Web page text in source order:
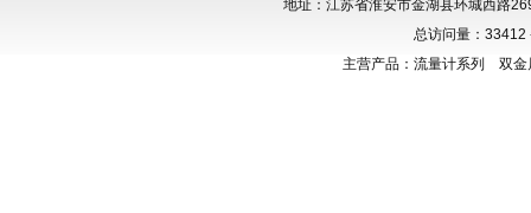
地址：江苏省淮安市金湖县环城西路
总访问量： 33412
主营产品： 流量计系列 双金